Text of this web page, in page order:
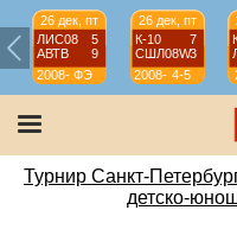
26 дек, пт
ЛИС08
5
АВТВ
9
2008-
2009
ФЭ
26 дек, пт
К-10
7
СШЛ08W3
2008-
2009
4-5
Турнир Санкт-
детско-